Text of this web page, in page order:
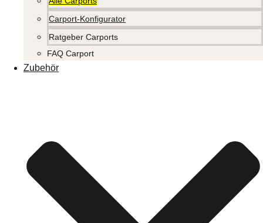
Carport-Konfigurator
Ratgeber Carports
FAQ Carport
Zubehör